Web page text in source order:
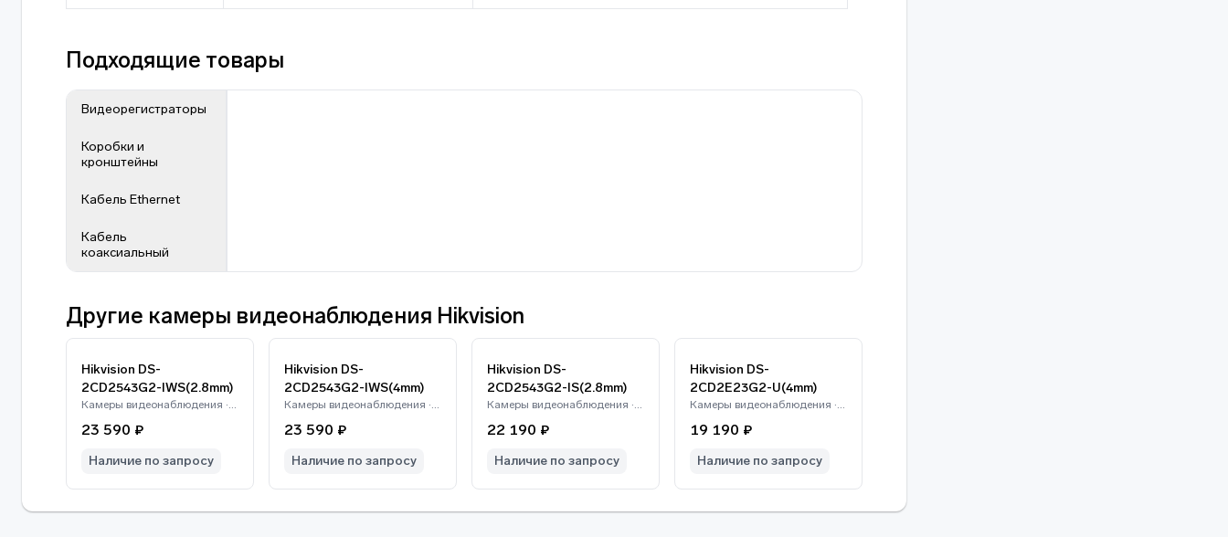
Подходящие товары
Видеорегистраторы
Коробки и
кронштейны
Кабель Ethernet
Кабель
коаксиальный
Другие камеры видеонаблюдения Hikvision
Hikvision DS-
2CD2543G2-IWS(2.8mm)
Камеры видеонаблюдения · Hikvision
23 590 ₽
Наличие по запросу
Hikvision DS-
2CD2543G2-IWS(4mm)
Камеры видеонаблюдения · Hikvision
23 590 ₽
Наличие по запросу
Hikvision DS-
2CD2543G2-IS(2.8mm)
Камеры видеонаблюдения · Hikvision
22 190 ₽
Наличие по запросу
Hikvision DS-
2CD2E23G2-U(4mm)
Камеры видеонаблюдения · Hikvision
19 190 ₽
Наличие по запросу